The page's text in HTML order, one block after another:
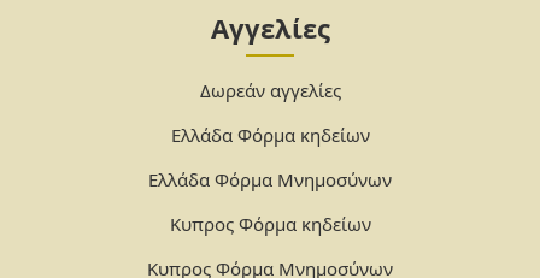
Αγγελίες
Δωρεάν αγγελίες
Ελλάδα Φόρμα κηδείων
Ελλάδα Φόρμα Μνημοσύνων
Κυπρος Φόρμα κηδείων
Κυπρος Φόρμα Μνημοσύνων